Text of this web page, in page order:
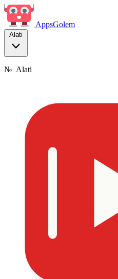
AppsGolem
Alati
№ Alati